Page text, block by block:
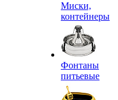
Миски,
контейнеры
Фонтаны
питьевые